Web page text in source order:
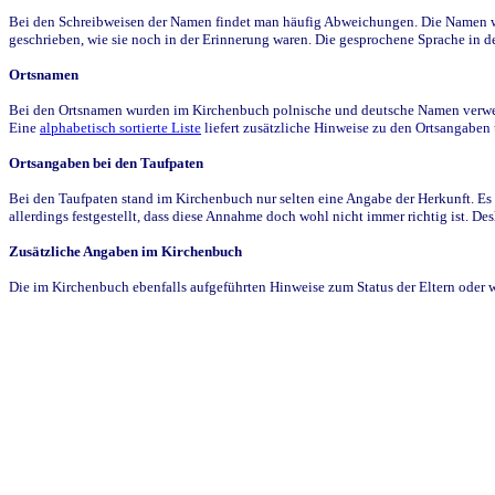
Bei den Schreibweisen der Namen findet man häufig Abweichungen. Die
geschrieben, wie sie noch in der Erinnerung waren. Die gesprochene Sprache
Ortsnamen
Bei den Ortsnamen wurden im Kirchenbuch polnische und deutsche Namen
Eine alphabetisch sortierte Liste liefert zusätzliche Hinweise zu den
Ortsangaben bei den Taufpaten
Bei den Taufpaten stand im Kirchenbuch nur selten eine Angabe der Herkunft.
allerdings festgestellt, dass diese Annahme doch wohl nicht immer richtig ist.
Zusätzliche Angaben im Kirchenbuch
Die im Kirchenbuch ebenfalls aufgeführten Hinweise zum Status der Eltern